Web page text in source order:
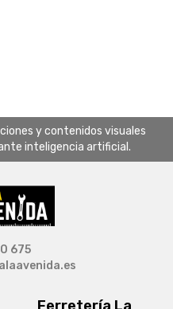
y contenidos visuales
inteligencia artificial.
675